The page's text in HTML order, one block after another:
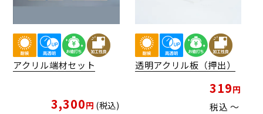
アクリル端材セット
3,300 税込
透明アクリル板（押出）
319
税込 〜